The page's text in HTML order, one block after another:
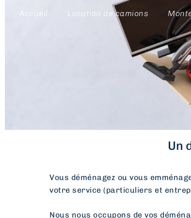
Accueil Location de camions
Un
Vous déménagez ou vous
votre service (particuliers et
Nous nous occupons de vos